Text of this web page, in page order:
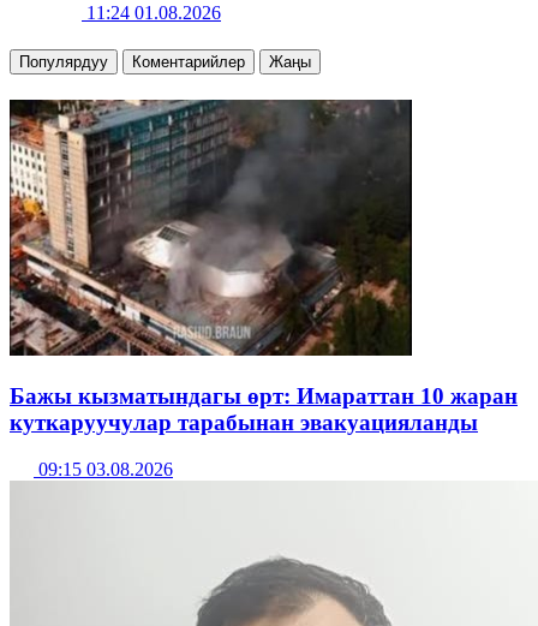
11:24 01.08.2026
Популярдуу Коментарийлер Жаңы
Бажы кызматындагы өрт: Имараттан 10 жаран
куткаруучулар тарабынан эвакуацияланды
09:15 03.08.2026